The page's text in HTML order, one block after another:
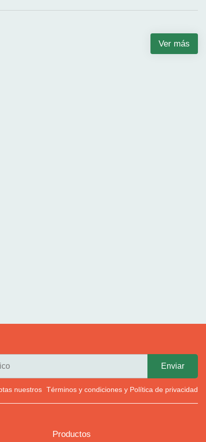
Ver más
nuestros Términos y condiciones y Política de privacidad
Productos